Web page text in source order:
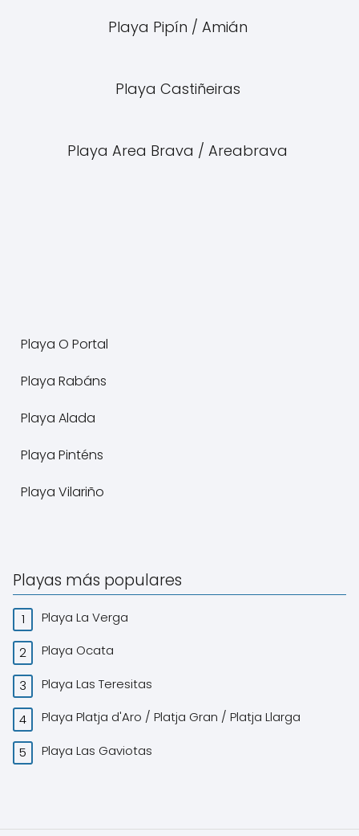
Playa Pipín / Amián
Playa Castiñeiras
Playa Area Brava / Areabrava
Playa O Portal
Playa Rabáns
Playa Alada
Playa Pinténs
Playa Vilariño
Playas más populares
Playa La Verga
Playa Ocata
Playa Las Teresitas
Playa Platja d'Aro / Platja Gran / Platja Llarga
Playa Las Gaviotas